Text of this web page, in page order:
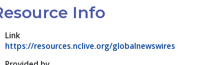
Info
Link
https://resources.nclive.org/globalnewswires